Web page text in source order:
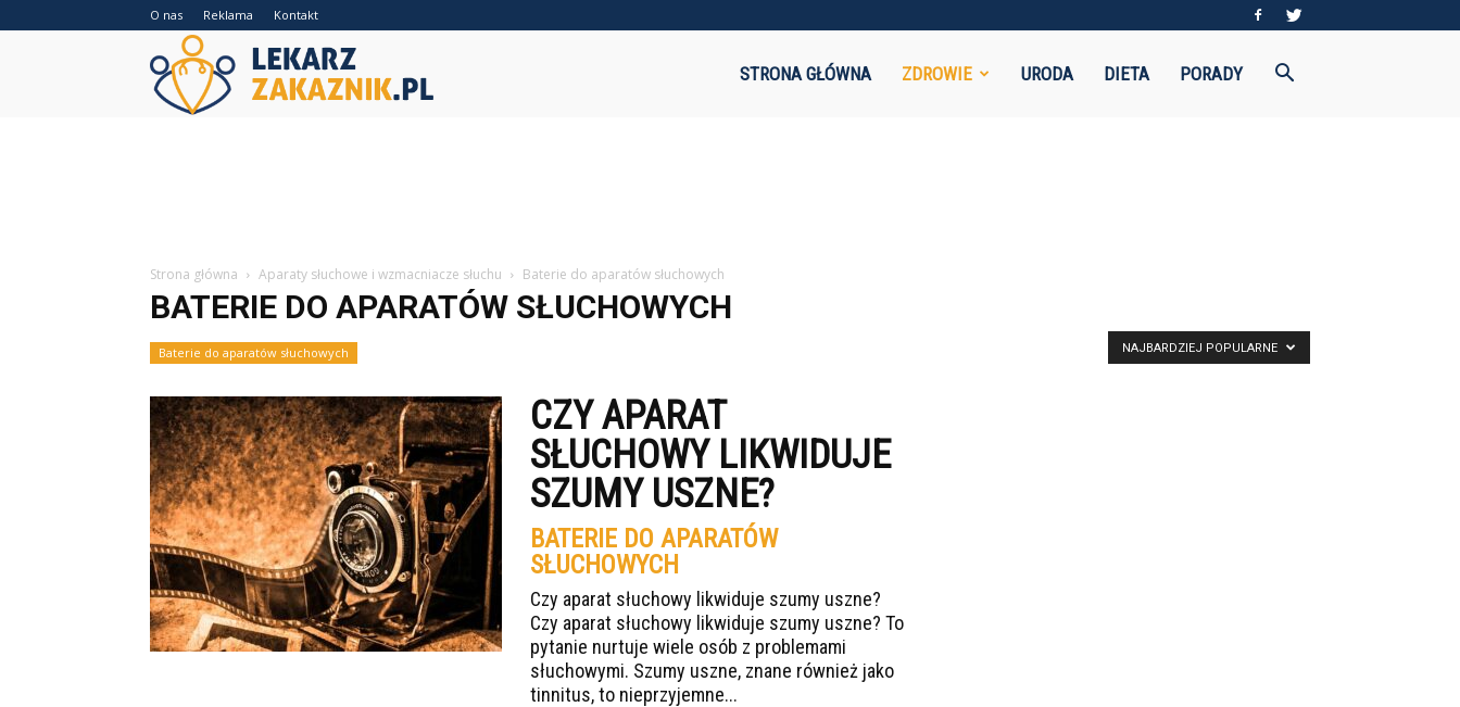
O nas Reklama Kontakt
STRONA GŁÓWNA ZDROWIE URODA DIETA PORADY
Strona główna Aparaty słuchowe i wzmacniacze słuchu Baterie do aparatów słuchowych
BATERIE DO APARATÓW SŁUCHOWYCH
Baterie do aparatów słuchowych NAJBARDZIEJ POPULARNE
CZY APARAT
SŁUCHOWY LIKWIDUJE
SZUMY USZNE?
BATERIE DO APARATÓW
SŁUCHOWYCH
Czy aparat słuchowy likwiduje szumy uszne?
Czy aparat słuchowy likwiduje szumy uszne? To
pytanie nurtuje wiele osób z problemami
słuchowymi. Szumy uszne, znane również jako
tinnitus, to nieprzyjemne...